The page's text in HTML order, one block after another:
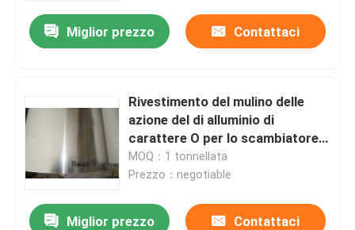
Miglior prezzo Contattaci
Rivestimento del mulino delle
azione del di alluminio di
carattere O per lo scambiatore
di calore, condensatore,
evaporatore
MOQ：1 tonnellata
Prezzo：negotiable
Miglior prezzo Contattaci